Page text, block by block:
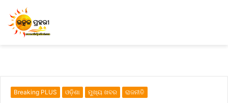
Breaking PLUS ଓଡ଼ିଶା ମୁଖ୍ୟ ଖବର ରାଜନୀତି